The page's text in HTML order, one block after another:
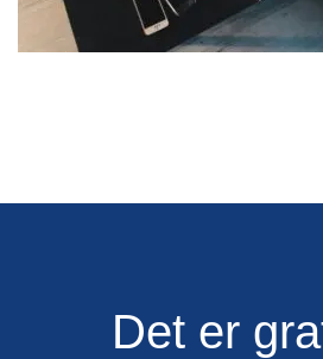
Det er